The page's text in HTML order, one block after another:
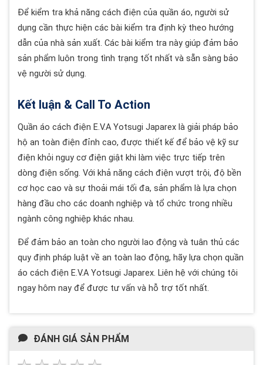
Để kiểm tra khả năng cách điện của quần áo, người sử
dụng cần thực hiện các bài kiểm tra định kỳ theo hướng
dẫn của nhà sản xuất. Các bài kiểm tra này giúp đảm bảo
sản phẩm luôn trong tình trạng tốt nhất và sẵn sàng bảo
vệ người sử dụng.
Kết luận & Call To Action
Quần áo cách điện E.V.A Yotsugi Japarex là giải pháp bảo
hộ an toàn điện đỉnh cao, được thiết kế để bảo vệ kỹ sư
điện khỏi nguy cơ điện giật khi làm việc trực tiếp trên
dòng điện sống. Với khả năng cách điện vượt trội, độ bền
cơ học cao và sự thoải mái tối đa, sản phẩm là lựa chọn
hàng đầu cho các doanh nghiệp và tổ chức trong nhiều
ngành công nghiệp khác nhau.
Để đảm bảo an toàn cho người lao động và tuân thủ các
quy định pháp luật về an toàn lao động, hãy lựa chọn quần
áo cách điện E.V.A Yotsugi Japarex. Liên hệ với chúng tôi
ngay hôm nay để được tư vấn và hỗ trợ tốt nhất.
ĐÁNH GIÁ SẢN PHẨM